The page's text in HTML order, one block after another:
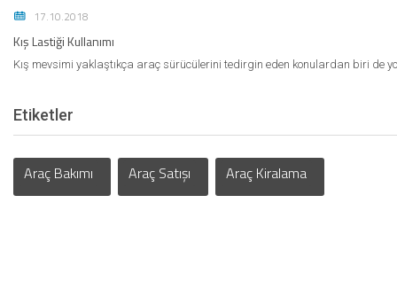
17.10.2018
Kış Lastiği Kullanımı
Kış mevsimi yaklaştıkça araç sürücülerini tedirgin eden konulardan biri de
Etiketler
Araç Bakımı Araç Satışı Araç Kiralama